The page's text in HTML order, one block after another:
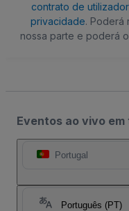
contrato de utilizador
privacidade. Poderá
nossa parte e poderá
Eventos ao vivo em
Portugal
Português (PT)